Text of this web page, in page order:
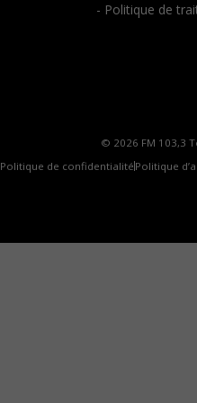
- Politique de
© 2026 FM 103,3
Politique de confidentialité Politique